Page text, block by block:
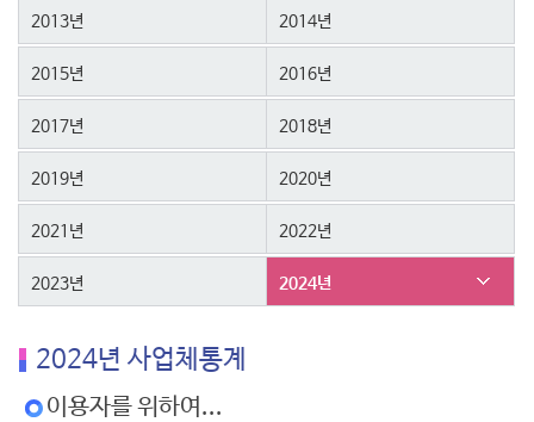
2013년 2014년
2015년 2016년
2017년 2018년
2019년 2020년
2021년 2022년
2023년 2024년
2024년 사업체통계
이용자를 위하여...